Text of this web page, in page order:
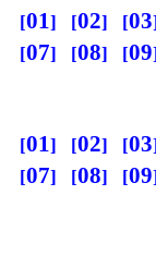
01 02 03
07
08 09
01 02 03
07
08 09